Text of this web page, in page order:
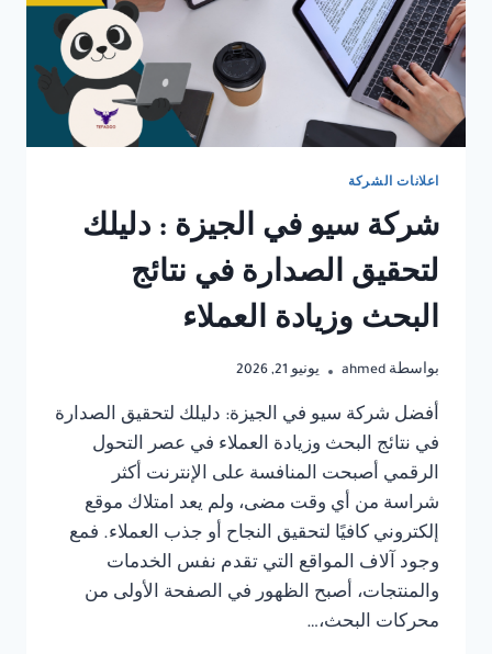
اعلانات الشركة
شركة سيو في الجيزة : دليلك
لتحقيق الصدارة في نتائج
البحث وزيادة العملاء
بواسطة ahmed يونيو 21, 2026
أفضل شركة سيو في الجيزة: دليلك لتحقيق الصدارة
في نتائج البحث وزيادة العملاء في عصر التحول
الرقمي أصبحت المنافسة على الإنترنت أكثر
شراسة من أي وقت مضى، ولم يعد امتلاك موقع
إلكتروني كافيًا لتحقيق النجاح أو جذب العملاء. فمع
وجود آلاف المواقع التي تقدم نفس الخدمات
والمنتجات، أصبح الظهور في الصفحة الأولى من
محركات البحث،…